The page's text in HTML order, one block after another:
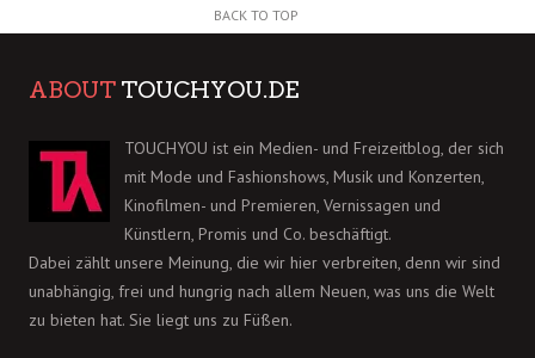
BACK TO TOP
ABOUT TOUCHYOU.DE
TOUCHYOU ist ein Medien- und Freizeitblog, der sich
mit Mode und Fashionshows, Musik und Konzerten,
Kinofilmen- und Premieren, Vernissagen und
Künstlern, Promis und Co. beschäftigt.
Dabei zählt unsere Meinung, die wir hier verbreiten, denn wir sind
unabhängig, frei und hungrig nach allem Neuen, was uns die Welt
zu bieten hat. Sie liegt uns zu Füßen.